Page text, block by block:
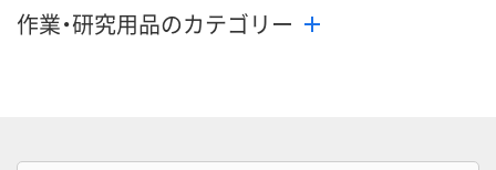
作業・研究用品のカテゴリー